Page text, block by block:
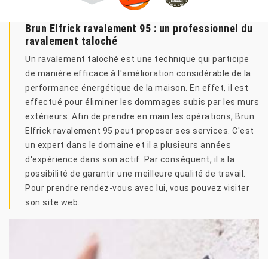
Brun Elfrick ravalement 95 : un professionnel du
ravalement taloché
Un ravalement taloché est une technique qui participe
de manière efficace à l'amélioration considérable de la
performance énergétique de la maison. En effet, il est
effectué pour éliminer les dommages subis par les murs
extérieurs. Afin de prendre en main les opérations, Brun
Elfrick ravalement 95 peut proposer ses services. C'est
un expert dans le domaine et il a plusieurs années
d'expérience dans son actif. Par conséquent, il a la
possibilité de garantir une meilleure qualité de travail.
Pour prendre rendez-vous avec lui, vous pouvez visiter
son site web.